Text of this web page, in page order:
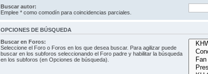
Buscar autor:
Emplee * como comodín para coincidencias parciales.
OPCIONES DE BÚSQUEDA
Buscar en Foros:
Seleccione el Foro o Foros en los que desea buscar. Para agilizar puede
buscar en los subforos seleccionando el Foro padre y habilitar la búsqueda
en los subforos (en Opciones de búsqueda).